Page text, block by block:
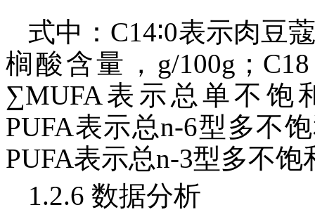
式中：C14∶0表示肉豆
榈酸含量，g/100g；
∑MUFA表示总单不饱
PUFA表示总n-6型多不
PUFA表示总n-3型多不
1.2.6 数据分析